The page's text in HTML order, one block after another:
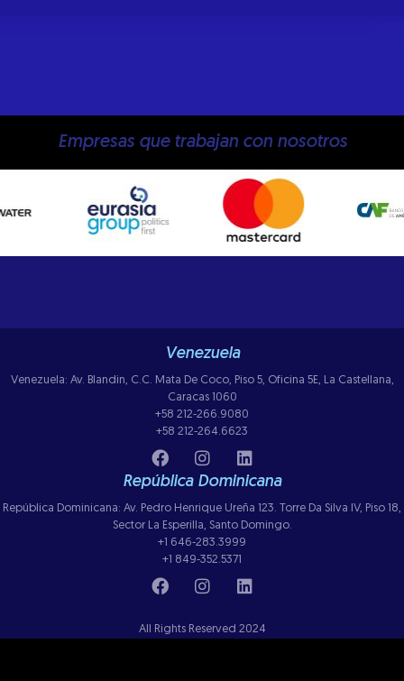
Empresas que trabajan con nosotros
Venezuela
Venezuela: Av. Blandin, C.C. Mata De Coco, Piso 5, Oficina 5E, La Castellana,
Caracas 1060
+58 212-266.9080
+58 212-264.6623
República Dominicana
República Dominicana: Av. Pedro Henrique Ureña 123. Torre Da Silva IV, Piso 18,
Sector La Esperilla, Santo Domingo.
+1 646-283.3999
+1 849-352.5371
All Rights Reserved 2024